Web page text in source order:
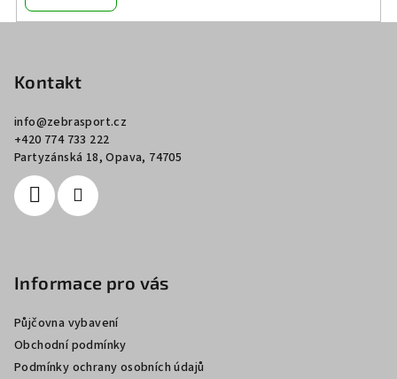
Kontakt
info@zebrasport.cz
+420 774 733 222
Partyzánská 18, Opava, 74705
Informace pro vás
Půjčovna vybavení
Obchodní podmínky
Podmínky ochrany osobních údajů